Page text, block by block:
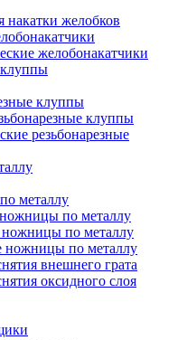
накатки желобков
желобонакатчики
клуппы
клуппы
клуппы
резьбонарезные
металлу
по металлу
по металлу
по металлу
внешнего грата
оксидного слоя